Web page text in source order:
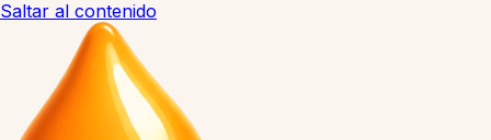
Saltar al contenido